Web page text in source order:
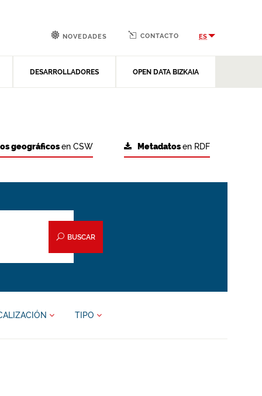
DESARROLLADORES OPEN DATA BIZKAIA
NOVEDADES CONTACTO ES
Metadatosen RDF
geográficosen CSW
BUSCAR
TIPO